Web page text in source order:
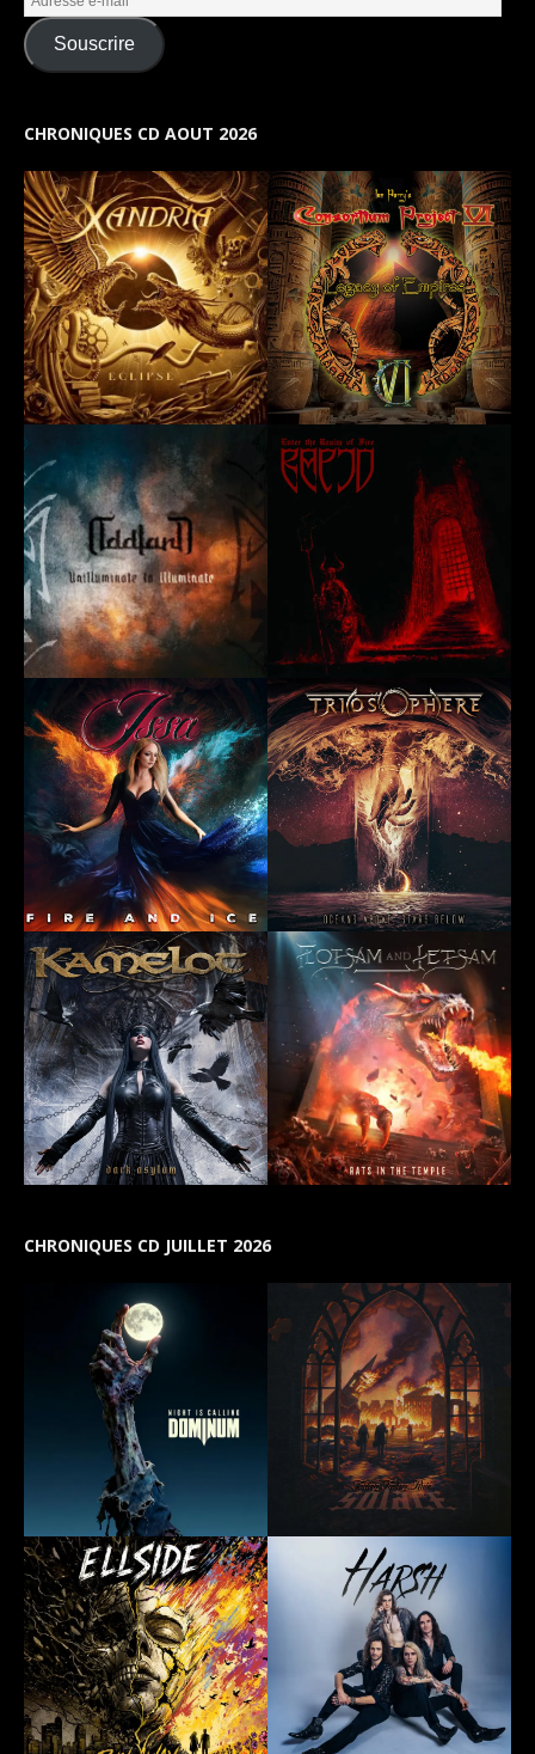
Souscrire
CHRONIQUES CD AOUT 2026
CHRONIQUES CD JUILLET 2026